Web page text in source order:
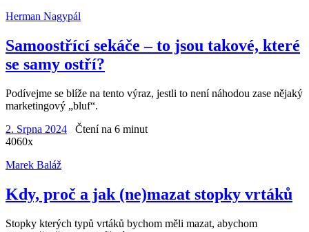
Herman Nagypál
Samoostřící sekáče – to jsou takové, které
se samy ostří?
Podívejme se blíže na tento výraz, jestli to není náhodou zase nějaký
marketingový „bluf“.
2. Srpna 2024
Čtení na 6 minut
4060x
Marek Baláž
Kdy, proč a jak (ne)mazat stopky vrtáků
Stopky kterých typů vrtáků bychom měli mazat, abychom